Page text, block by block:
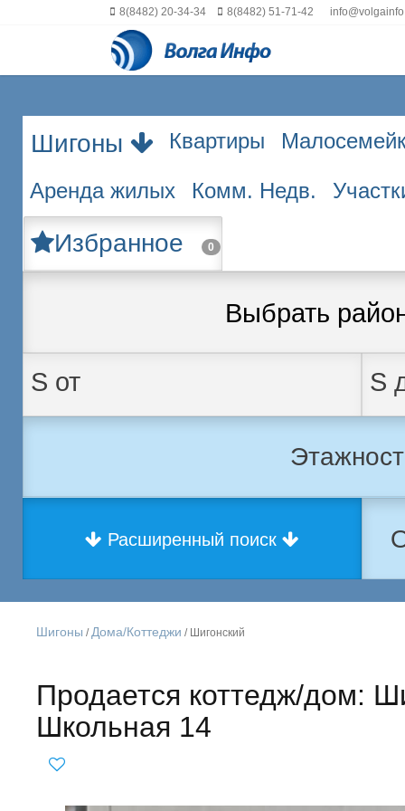
8(8482) 20-34-34 8(8482) 51-71-42
Шигоны Квартиры
Аренда жилых Комм. Недв.
Избранное 0
Выбрать
Расширенный поиск
Шигоны / Дома/Коттеджи / Шигонский
Продается коттедж/дом:
Школьная 14